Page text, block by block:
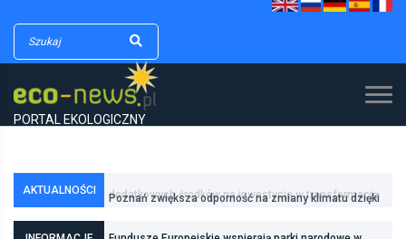
PORTAL EKOLOGICZNY
AKTUALNOŚCI Poznań zwiększa odporność na zmiany klimatu dzięki